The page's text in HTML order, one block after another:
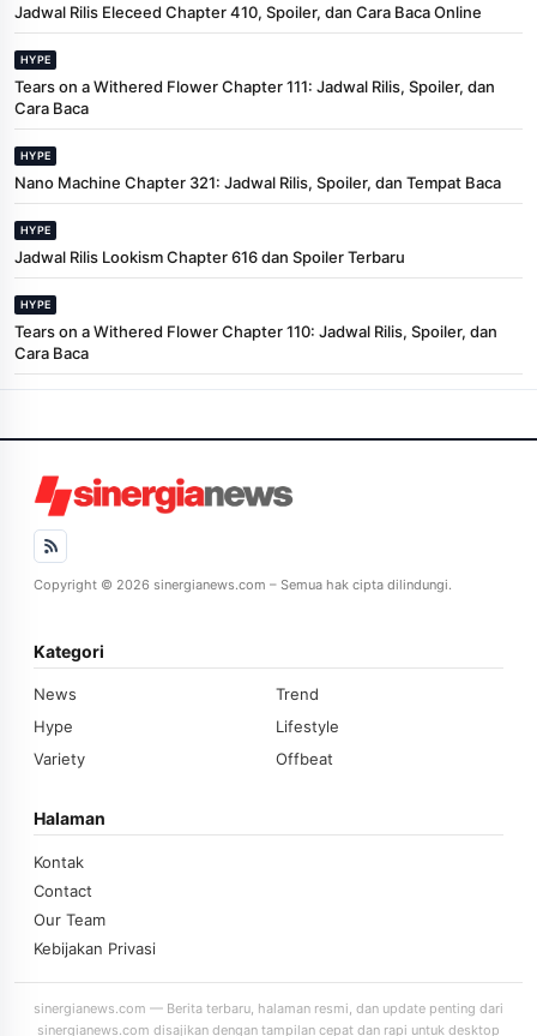
Jadwal Rilis Eleceed Chapter 410, Spoiler, dan Cara Baca Online
HYPE
Tears on a Withered Flower Chapter 111: Jadwal Rilis, Spoiler, dan
Cara Baca
HYPE
Nano Machine Chapter 321: Jadwal Rilis, Spoiler, dan Tempat Baca
HYPE
Jadwal Rilis Lookism Chapter 616 dan Spoiler Terbaru
HYPE
Tears on a Withered Flower Chapter 110: Jadwal Rilis, Spoiler, dan
Cara Baca
Copyright © 2026 sinergianews.com – Semua hak cipta dilindungi.
Kategori
News
Trend
Hype
Lifestyle
Variety
Offbeat
Halaman
Kontak
Contact
Our Team
Kebijakan Privasi
sinergianews.com — Berita terbaru, halaman resmi, dan update penting dari
sinergianews.com disajikan dengan tampilan cepat dan rapi untuk desktop